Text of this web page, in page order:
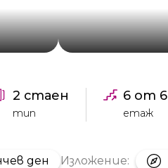
2 стаен
тип
6 от 6
етаж
ден Изложение: